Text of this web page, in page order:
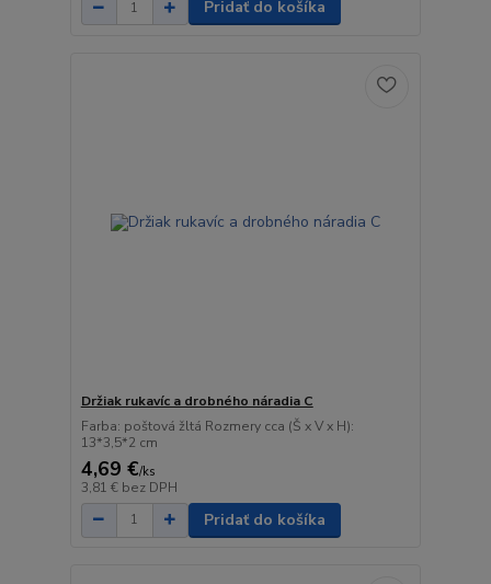
Pridať do košíka
Držiak rukavíc a drobného náradia C
Farba: poštová žltá Rozmery cca (Š x V x H):
13*3,5*2 cm
4,69 €/ks
3,81 € bez DPH
Pridať do košíka